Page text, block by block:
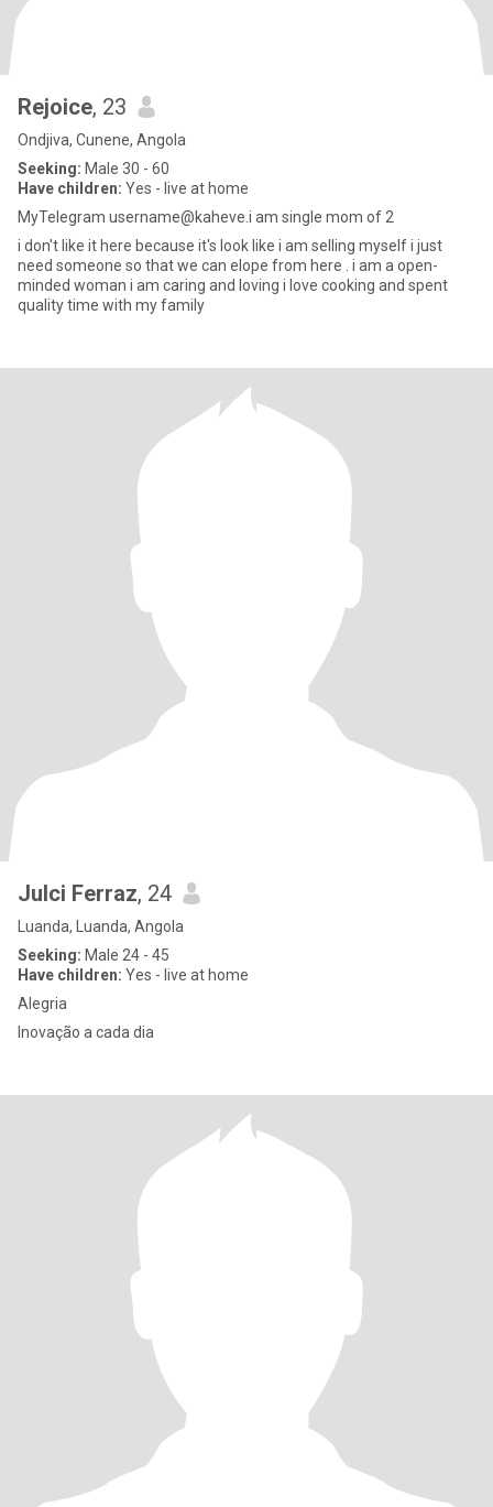
Rejoice, 23
Ondjiva, Cunene, Angola
Seeking: Male 30 - 60
Have children: Yes - live at home
MyTelegram username@kaheve.i am single mom of 2
i don't like it here because it's look like i am selling myself i just
need someone so that we can elope from here . i am a open-
minded woman i am caring and loving i love cooking and spent
quality time with my family
Julci Ferraz, 24
Luanda, Luanda, Angola
Seeking: Male 24 - 45
Have children: Yes - live at home
Alegria
Inovação a cada dia